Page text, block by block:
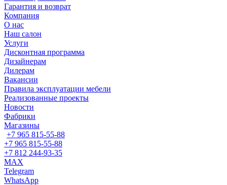
Гарантия и возврат
Компания
О нас
Наш салон
Услуги
Дисконтная программа
Дизайнерам
Дилерам
Вакансии
Правила эксплуатации мебели
Реализованные проекты
Новости
Фабрики
Магазины
+7 965 815-55-88
+7 965 815-55-88
+7 812 244-93-35
MAX
Telegram
WhatsApp